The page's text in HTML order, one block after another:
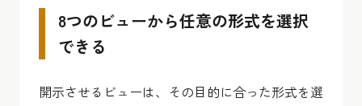
8つのビューから任意の形式を選択
できる
開示させるビューは、その目的に合った形式を選